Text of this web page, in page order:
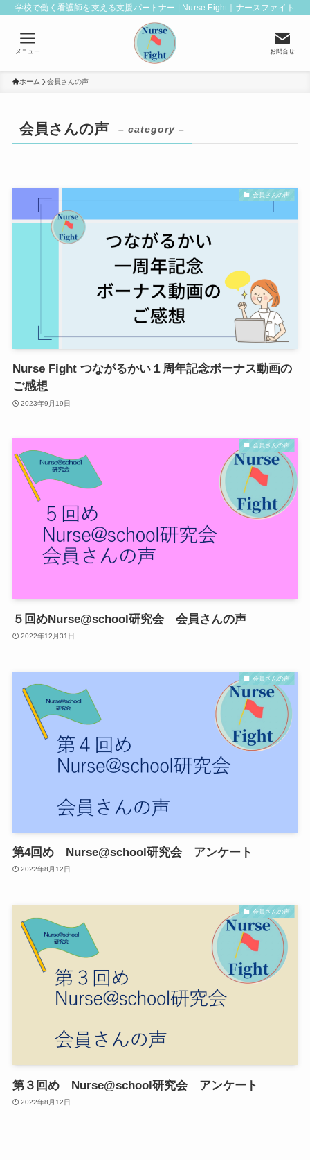
学校で働く看護師を支える支援パートナー | Nurse Fight｜ナースファイト
お問合せ
メニュー
ホーム 会員さんの声
会員さんの声 – category –
会員さんの声
Nurse Fight つながるかい１周年記念ボーナス動画の
ご感想
2023年9月19日
会員さんの声
５回めNurse@school研究会 会員さんの声
2022年12月31日
会員さんの声
第4回め Nurse@school研究会 アンケート
2022年8月12日
会員さんの声
第３回め Nurse@school研究会 アンケート
2022年8月12日